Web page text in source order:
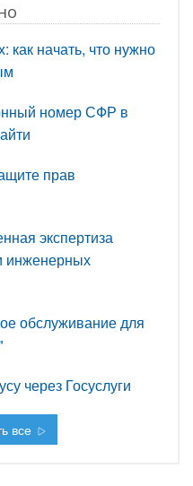
как начать, что нужно
номер СФР в
прав
экспертиза
инженерных
обслуживание для
через Госуслуги
все